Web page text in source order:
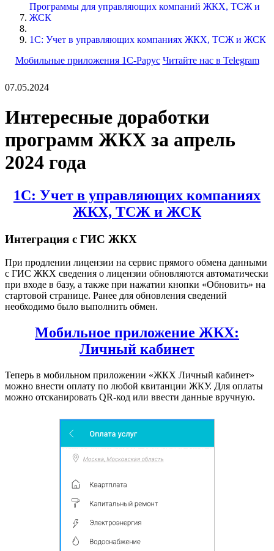
Программы для управляющих компаний ЖКХ, ТСЖ и
ЖСК
1С: Учет в управляющих компаниях ЖКХ, ТСЖ и ЖСК
Мобильные приложения 1С-Рарус Читайте нас в Telegram
07.05.2024
Интересные доработки
программ ЖКХ за апрель
2024 года
1С: Учет в управляющих компаниях
ЖКХ, ТСЖ и ЖСК
Интеграция с ГИС ЖКХ
При продлении лицензии на сервис прямого обмена данными
с ГИС ЖКХ сведения о лицензии обновляются автоматически
при входе в базу, а также при нажатии кнопки «Обновить» на
стартовой странице. Ранее для обновления сведений
необходимо было выполнить обмен.
Мобильное приложение ЖКХ:
Личный кабинет
Теперь в мобильном приложении «ЖКХ Личный кабинет»
можно внести оплату по любой квитанции ЖКУ. Для оплаты
можно отсканировать QR-код или ввести данные вручную.